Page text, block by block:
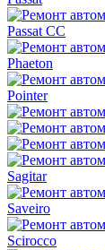
Passat CC
Phaeton
Pointer
Sagitar
Saveiro
Scirocco